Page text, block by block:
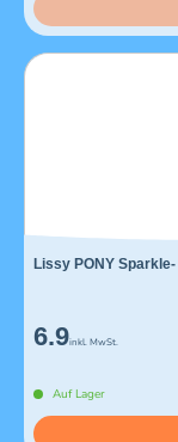
Lissy PONY
6.9inkl. MwSt.
Auf Lager